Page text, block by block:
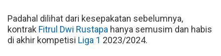
Padahal dilihat dari kesepakatan sebelumnya,
kontrak Fitrul Dwi Rustapa hanya semusim dan habis
di akhir kompetisi Liga 1 2023/2024.